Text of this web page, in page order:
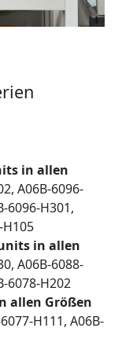
in allen
A06B-6096-
6096-H301,
H105
in allen
A06B-6088-
6078-H202
allen Größen
H111, A06B-